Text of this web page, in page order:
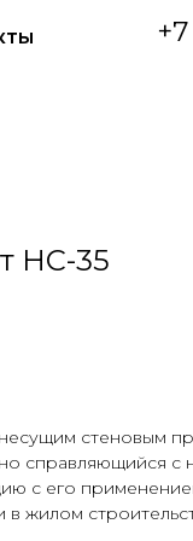
НС-35
стеновым
справляющийся с
с его
жилом